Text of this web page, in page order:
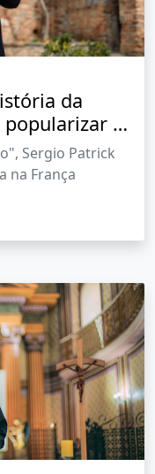
da
a
Sergio Patrick
na França